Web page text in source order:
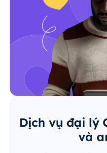
Dịch vụ đại lý
và